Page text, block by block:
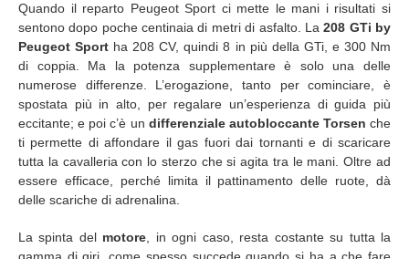
Quando il reparto Peugeot Sport ci mette le mani i risultati si
sentono dopo poche centinaia di metri di asfalto. La208 GTi by
Peugeot Sport ha 208 CV, quindi 8 in più della GTi, e 300 Nm
di coppia. Ma la potenza supplementare è solo una delle
numerose differenze. L’erogazione, tanto per cominciare, è
spostata più in alto, per regalare un’esperienza di guida più
eccitante; e poi c’è un differenziale autobloccante Torsen che
ti permette di affondare il gas fuori dai tornanti e di scaricare
tutta la cavalleria con lo sterzo che si agita tra le mani. Oltre ad
essere efficace, perché limita il pattinamento delle ruote, dà
delle scariche di adrenalina.
La spinta del motore, in ogni caso, resta costante su tutta la